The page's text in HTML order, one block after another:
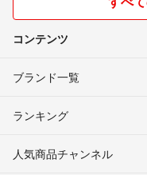
コンテンツ
ブランド一覧
ランキング
人気商品チャンネル